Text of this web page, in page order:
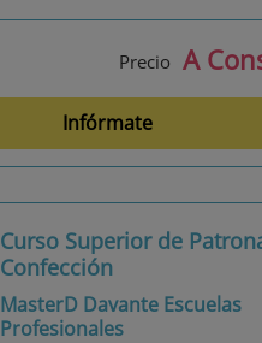
Precio A
Infórmate
Curso Superior de
Confección
MasterD Davante Escuelas
Profesionales